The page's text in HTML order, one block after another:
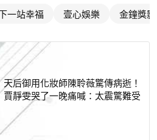
一站幸福 壹心娛樂 金鐘獎
天后御用化妝師陳聆薇驚傳病逝！
賈靜雯哭了一晚痛喊：太震驚難受